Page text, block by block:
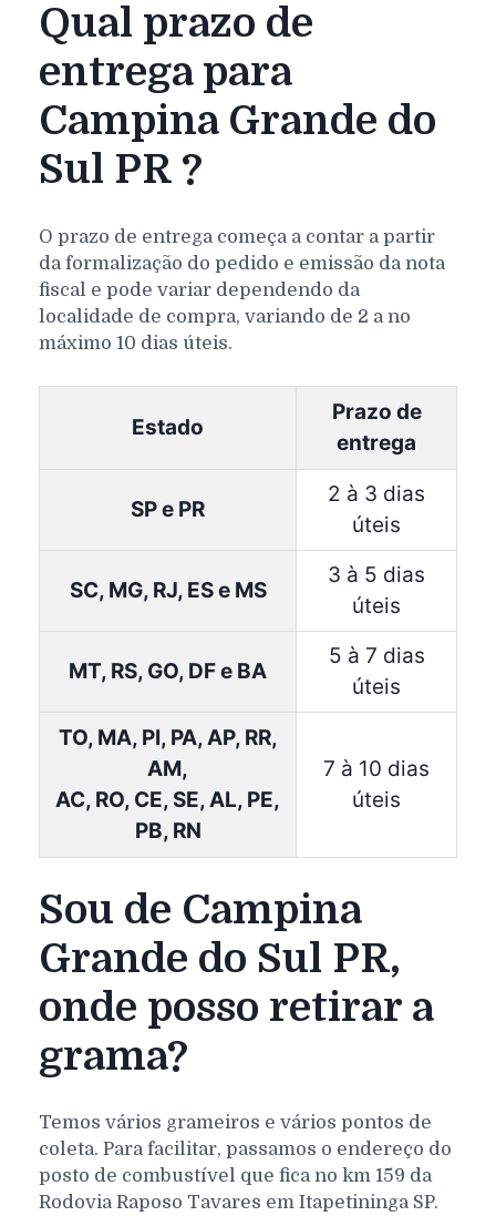
Qual prazo de
entrega para
Campina Grande do
Sul PR ?
O prazo de entrega começa a contar a partir
da formalização do pedido e emissão da nota
fiscal e pode variar dependendo da
localidade de compra, variando de 2 a no
máximo 10 dias úteis.
Estado
Prazo de
entrega
SP e PR
2 à 3 dias
úteis
SC, MG, RJ, ES e MS
3 à 5 dias
úteis
MT, RS, GO, DF e BA
5 à 7 dias
úteis
TO, MA, PI, PA, AP, RR,
AM,
AC, RO, CE, SE, AL, PE,
PB, RN
7 à 10 dias
úteis
Sou de Campina
Grande do Sul PR,
onde posso retirar a
grama?
Temos vários grameiros e vários pontos de
coleta. Para facilitar, passamos o endereço do
posto de combustível que fica no km 159 da
Rodovia Raposo Tavares em Itapetininga SP.